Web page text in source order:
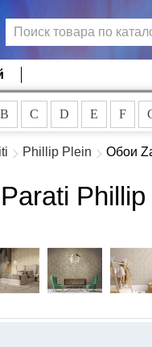
B C D E F
Phillip Plein Обои